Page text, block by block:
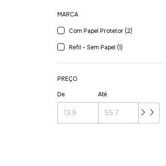
MARCA
Com Papel Protetor (2)
Refil - Sem Papel (1)
PREÇO
De
Até